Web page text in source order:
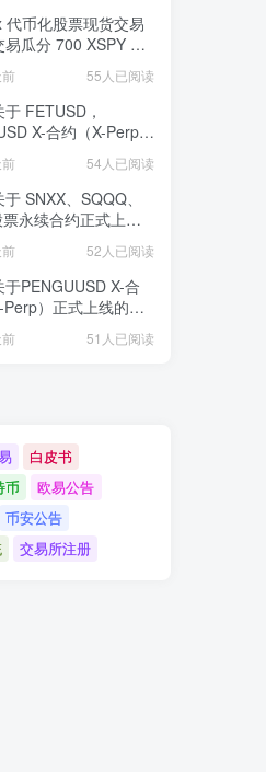
代币化股票现货交易
易瓜分 700 XSPY 奖
55人已阅读
FETUSD，
X-合约（X-Perp）
54人已阅读
SNXX、SQQQ、
永续合约正式上线
52人已阅读
于PENGUUSD X-合
Perp）正式上线的公
51人已阅读
白皮书
币
欧易公告
币安公告
交易所注册